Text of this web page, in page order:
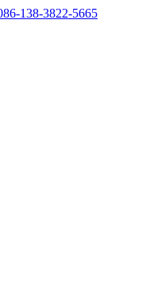
138-3822-5665